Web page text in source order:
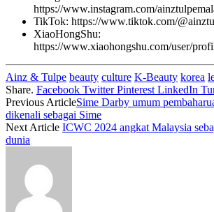
https://www.instagram.com/
TikTok: https://www.tiktok.com/
XiaoHongShu:
https://www.xiaohongshu.com/user/
Ainz & Tulpe beauty culture K-Beauty korea
Share. Facebook Twitter Pinterest LinkedIn
Previous ArticleSime Darby umum
dikenali sebagai Sime
Next Article ICWC 2024 angkat Malaysia
dunia